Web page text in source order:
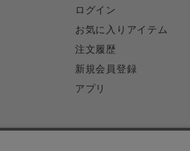
ログイン
お気に入りアイテム
注文履歴
新規会員登録
アプリ